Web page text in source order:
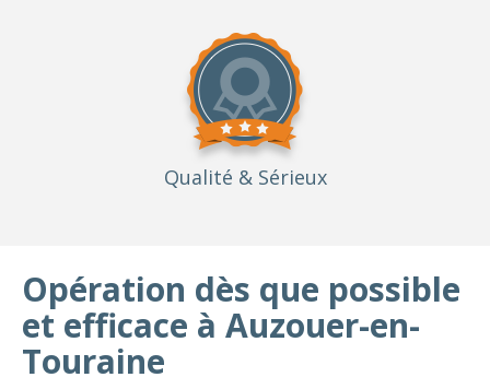
Qualité & Sérieux
Opération dès que possible
et efficace à Auzouer-en-
Touraine